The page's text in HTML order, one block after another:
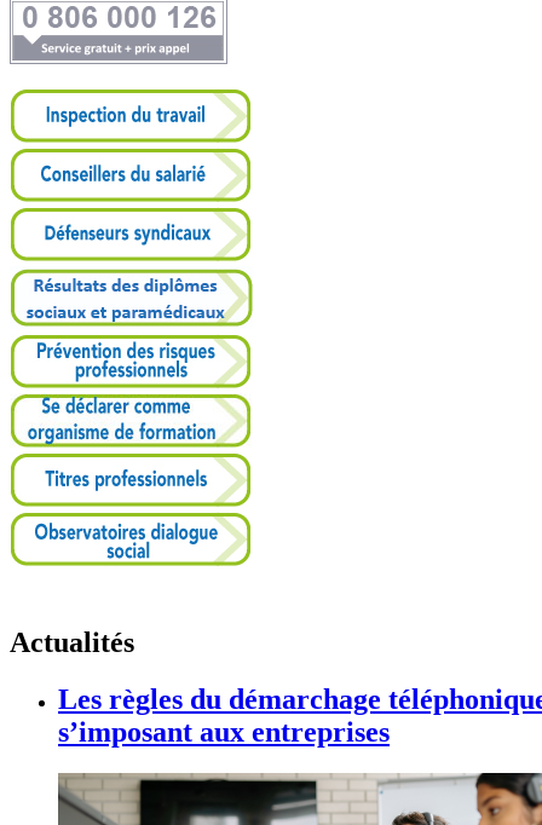
Actualités
Les règles du démarchage
s’imposant aux entreprises